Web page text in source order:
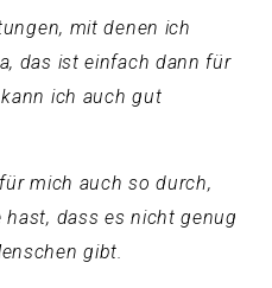
mit denen ich
das ist einfach dann für
ich auch gut
mich auch so durch,
dass es nicht genug
gibt.